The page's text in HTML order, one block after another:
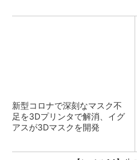
新型コロナで深刻なマスク不
足を3Dプリンタで解消、イグ
アスが3Dマスクを開発